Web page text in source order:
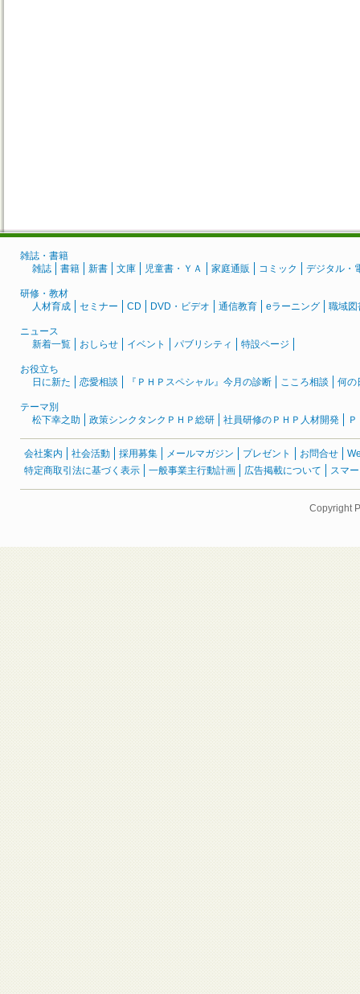
雑誌・書籍
雑誌
書籍 新書 文庫 児童書・ＹＡ 家庭通販 コミック デジタル・
研修・教材
人材育成
セミナー CD DVD・ビデオ 通信教育 eラーニング 職域図
ニュース
新着一覧
おしらせ イベント パブリシティ 特設ページ
お役立ち
日に新た
恋愛相談 『ＰＨＰスペシャル』今月の診断 こころ相談 何の
テーマ別
松下幸之助
政策シンクタンクＰＨＰ総研 社員研修のＰＨＰ人材開発
会社案内 社会活動 採用募集 メールマガジン プレゼント お問合せ
特定商取引法に基づく表示
一般事業主行動計画 広告掲載について スマ
Copyright